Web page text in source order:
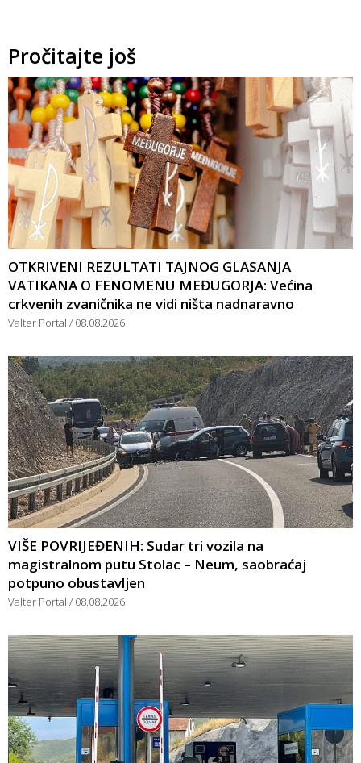
Pročitajte još
OTKRIVENI REZULTATI TAJNOG GLASANJA
VATIKANA O FENOMENU MEĐUGORJA: Većina
crkvenih zvaničnika ne vidi ništa nadnaravno
Valter Portal 08.08.2026
VIŠE POVRIJEĐENIH: Sudar tri vozila na
magistralnom putu Stolac – Neum, saobraćaj
potpuno obustavljen
Valter Portal 08.08.2026